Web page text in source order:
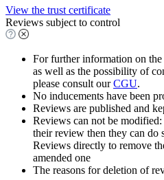
View the trust certificate
Reviews subject to control
For further information on
as well as the possibility of
please consult ourCGU.
No inducements have been
Reviews are published and
Reviews can not be
their review then they can do
Reviews directly to remove
amended one
The reasons for deletion of